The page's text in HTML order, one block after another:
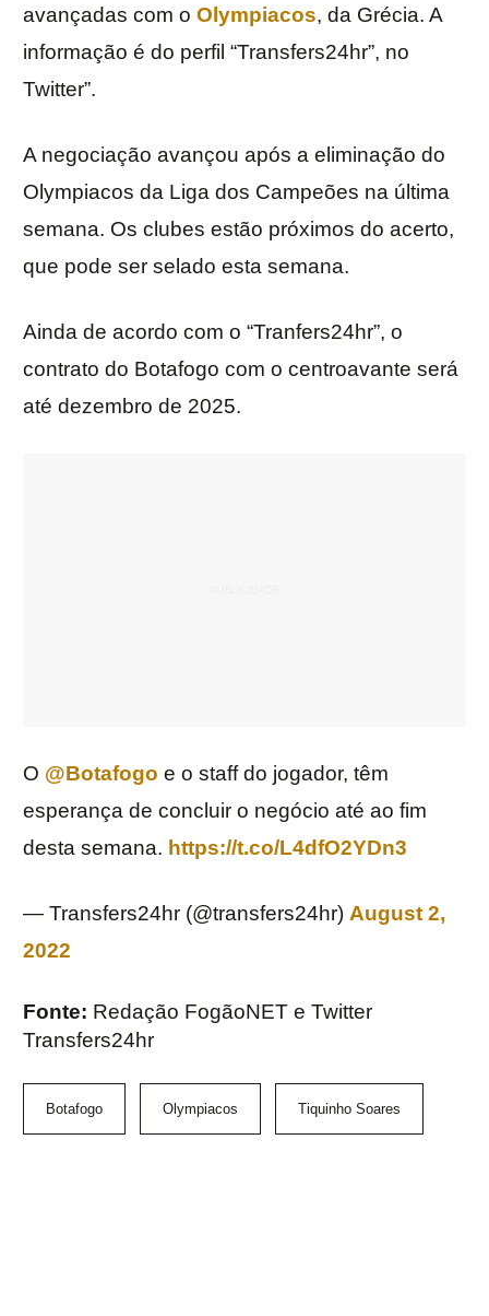
avançadas com o Olympiacos, da Grécia. A
informação é do perfil “Transfers24hr”, no
Twitter”.
A negociação avançou após a eliminação do
Olympiacos da Liga dos Campeões na última
semana. Os clubes estão próximos do acerto,
que pode ser selado esta semana.
Ainda de acordo com o “Tranfers24hr”, o
contrato do Botafogo com o centroavante será
até dezembro de 2025.
O @Botafogo e o staff do jogador, têm
esperança de concluir o negócio até ao fim
desta semana. https://t.co/L4dfO2YDn3
— Transfers24hr (@transfers24hr) August 2,
2022
Fonte: Redação FogãoNET e Twitter
Transfers24hr
Botafogo Olympiacos Tiquinho Soares